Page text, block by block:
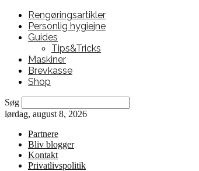
Rengøringsartikler
Personlig hygiejne
Guides
Tips&Tricks
Maskiner
Brevkasse
Shop
Søg
lørdag, august 8, 2026
Partnere
Bliv blogger
Kontakt
Privatlivspolitik